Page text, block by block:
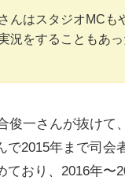
んはスタジオMCも
況をすることもあっ
俊一さんが抜けて
で2015年まで司会
ており、2016年〜